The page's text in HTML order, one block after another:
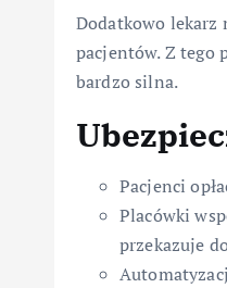
Dodatkowo lekarz
pacjentów. Z tego
bardzo silna.
Pacjenci
Placówki
przekazuje